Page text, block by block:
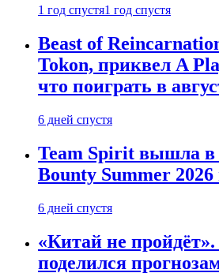
1 год спустя1 год спустя
Beast of
Tokon, приквел A
что поиграть в
6 дней спустя
Team Spirit вышла
Bounty Summer 2026
6 дней спустя
«Китай не
поделился